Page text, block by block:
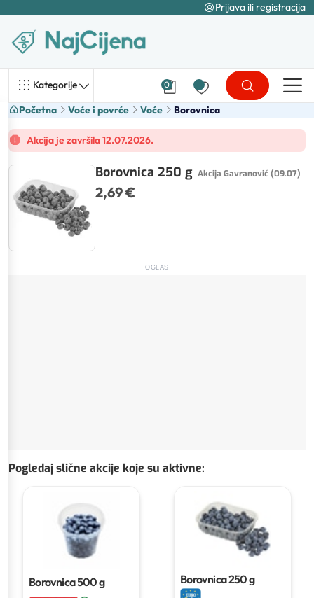
Prijava ili registracija
Kategorije 0
Početna Voće i povrće Voće Borovnica
Akcija je završila 12.07.2026.
Borovnica 250 g Akcija Gavranović (09.07)
2,69 €
OGLAS
Pogledaj slične akcije koje su aktivne:
Borovnica500 g Borovnica250 g